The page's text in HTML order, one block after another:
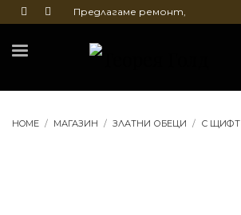
Предлагаме ремонт,
на бижута
HOME МАГАЗИН ЗЛАТНИ ОБЕЦИ С ЩИФТ